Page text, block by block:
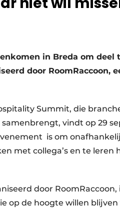
in Breda om deel
door RoomRaccoon,
Summit, die
vindt op 29
is om
met collega’s en te leren
door RoomRaccoon,
op de hoogte willen